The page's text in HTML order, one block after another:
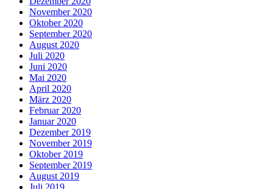
November 2020
Oktober 2020
September 2020
August 2020
Juli 2020
Juni 2020
Mai 2020
April 2020
März 2020
Februar 2020
Januar 2020
Dezember 2019
November 2019
Oktober 2019
September 2019
August 2019
Juli 2019